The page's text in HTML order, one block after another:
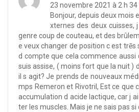
23 novembre 2021 à 2 h 34
Bonjour, depuis deux mois environ , sur les côtés e
xternes des deux cuisses,
genre coup de couteau, et des
e veux changer de position c est trēs souffrant.
d compte que cela commence aussi ds le jour, et lorsque je
suis assise, ( moins fort que la nuit ) de quoi croyez vous
il s agit? Je prends de nouveaux médicaments depuis qq te
mps Remeron et Rivotril, Est ce que cela peut être du ã une
accumulation d acide lactique, car j
ter les muscles. Mais je ne sais pas si ça vient du muscle